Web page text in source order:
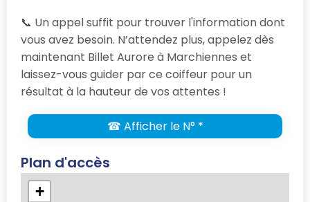
📞 Un appel suffit pour trouver l'information dont
vous avez besoin. N’attendez plus, appelez dès
maintenant Billet Aurore à Marchiennes et
laissez-vous guider par ce coiffeur pour un
résultat à la hauteur de vos attentes !
☎ Afficher le N° *
Plan d'accès
+